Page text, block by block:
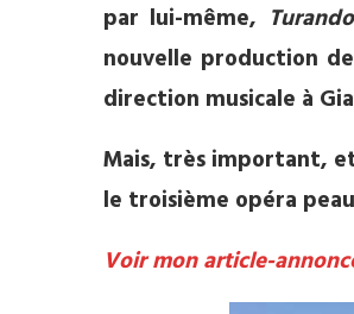
par lui-même,
nouvelle production
direction musicale à
Mais, très important,
le troisième opéra
Voir mon article-